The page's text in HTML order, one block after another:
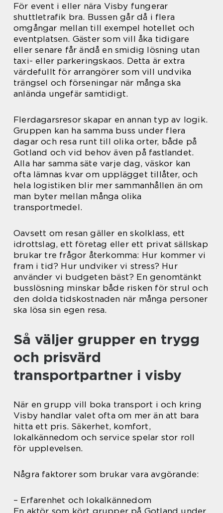
För event i eller nära Visby fungerar
shuttletrafik bra. Bussen går då i flera
omgångar mellan till exempel hotellet och
eventplatsen. Gäster som vill åka tidigare
eller senare får ändå en smidig lösning utan
taxi- eller parkeringskaos. Detta är extra
värdefullt för arrangörer som vill undvika
trängsel och förseningar när många ska
anlända ungefär samtidigt.
Flerdagarsresor skapar en annan typ av logik.
Gruppen kan ha samma buss under flera
dagar och resa runt till olika orter, både på
Gotland och vid behov även på fastlandet.
Alla har samma säte varje dag, väskor kan
ofta lämnas kvar om upplägget tillåter, och
hela logistiken blir mer sammanhållen än om
man byter mellan många olika
transportmedel.
Oavsett om resan gäller en skolklass, ett
idrottslag, ett företag eller ett privat sällskap
brukar tre frågor återkomma: Hur kommer vi
fram i tid? Hur undviker vi stress? Hur
använder vi budgeten bäst? En genomtänkt
busslösning minskar både risken för strul och
den dolda tidskostnaden när många personer
ska lösa sin egen resa.
Så väljer grupper en trygg
och prisvärd
transportpartner i visby
När en grupp vill boka transport i och kring
Visby handlar valet ofta om mer än att bara
hitta ett pris. Säkerhet, komfort,
lokalkännedom och service spelar stor roll
för upplevelsen.
Några faktorer som brukar vara avgörande:
– Erfarenhet och lokalkännedom
En aktör som kört grupper på Gotland under